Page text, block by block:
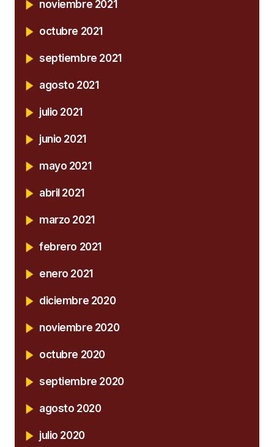
noviembre 2021
octubre 2021
septiembre 2021
agosto 2021
julio 2021
junio 2021
mayo 2021
abril 2021
marzo 2021
febrero 2021
enero 2021
diciembre 2020
noviembre 2020
octubre 2020
septiembre 2020
agosto 2020
julio 2020